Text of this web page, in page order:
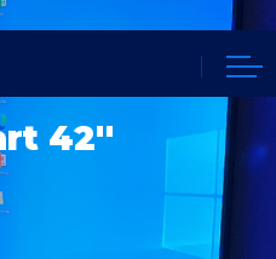
42''